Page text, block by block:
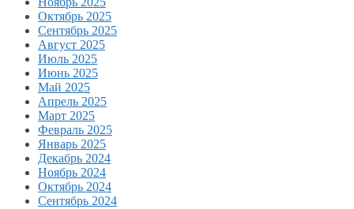
Октябрь 2025
Сентябрь 2025
Август 2025
Июль 2025
Июнь 2025
Май 2025
Апрель 2025
Март 2025
Февраль 2025
Январь 2025
Декабрь 2024
Ноябрь 2024
Октябрь 2024
Сентябрь 2024